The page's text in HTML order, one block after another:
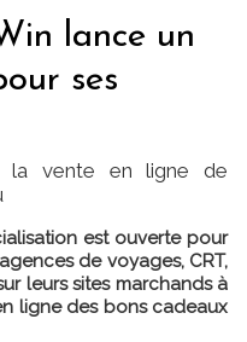
lance un
ses
la vente en ligne de
est ouverte pour
de voyages, CRT,
leurs sites marchands à
ligne des bons cadeaux